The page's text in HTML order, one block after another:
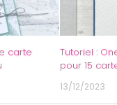
carte
Tutoriel :
pour 15
13/12/2023